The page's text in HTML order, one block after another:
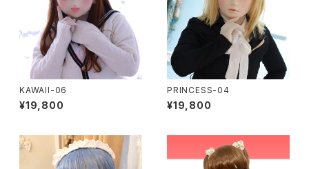
KAWAII-06
¥19,800
PRINCESS-04
¥19,800